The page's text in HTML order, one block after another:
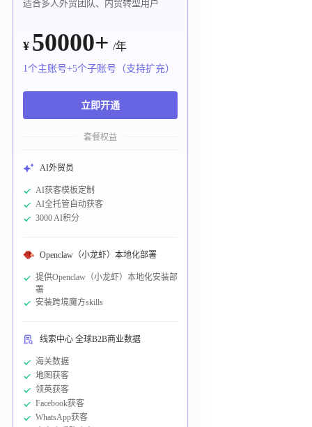
适合多人外贸团队、内贸转型用户
¥ 50000+ /年
1个主账号+5个子账号（支持扩充）
立即开通
套餐权益
AI外贸员
AI获客模板定制
AI全托管自动获客
3000 AI积分
Openclaw（小龙虾）本地化部署
提供Openclaw（小龙虾）本地化安装部
署
安装跨境魔方skills
线索中心 全球B2B商业数据
海关数据
地图获客
领英获客
Facebook获客
WhatsApp获客